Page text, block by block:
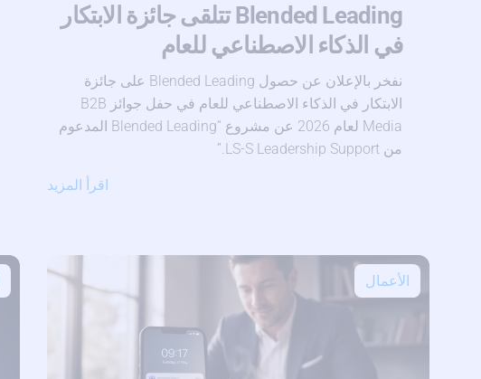
Blended Leading تتلقى جائزة الابتكار
في الذكاء الاصطناعي للعام
نفخر بالإعلان عن حصول Blended Leading على جائزة
الابتكار في الذكاء الاصطناعي للعام في حفل جوائز B2B
Media لعام 2026 عن مشروع “Blended Leading المدعوم
من LS-S Leadership Support.”
اقرأ المزيد
الأعمال